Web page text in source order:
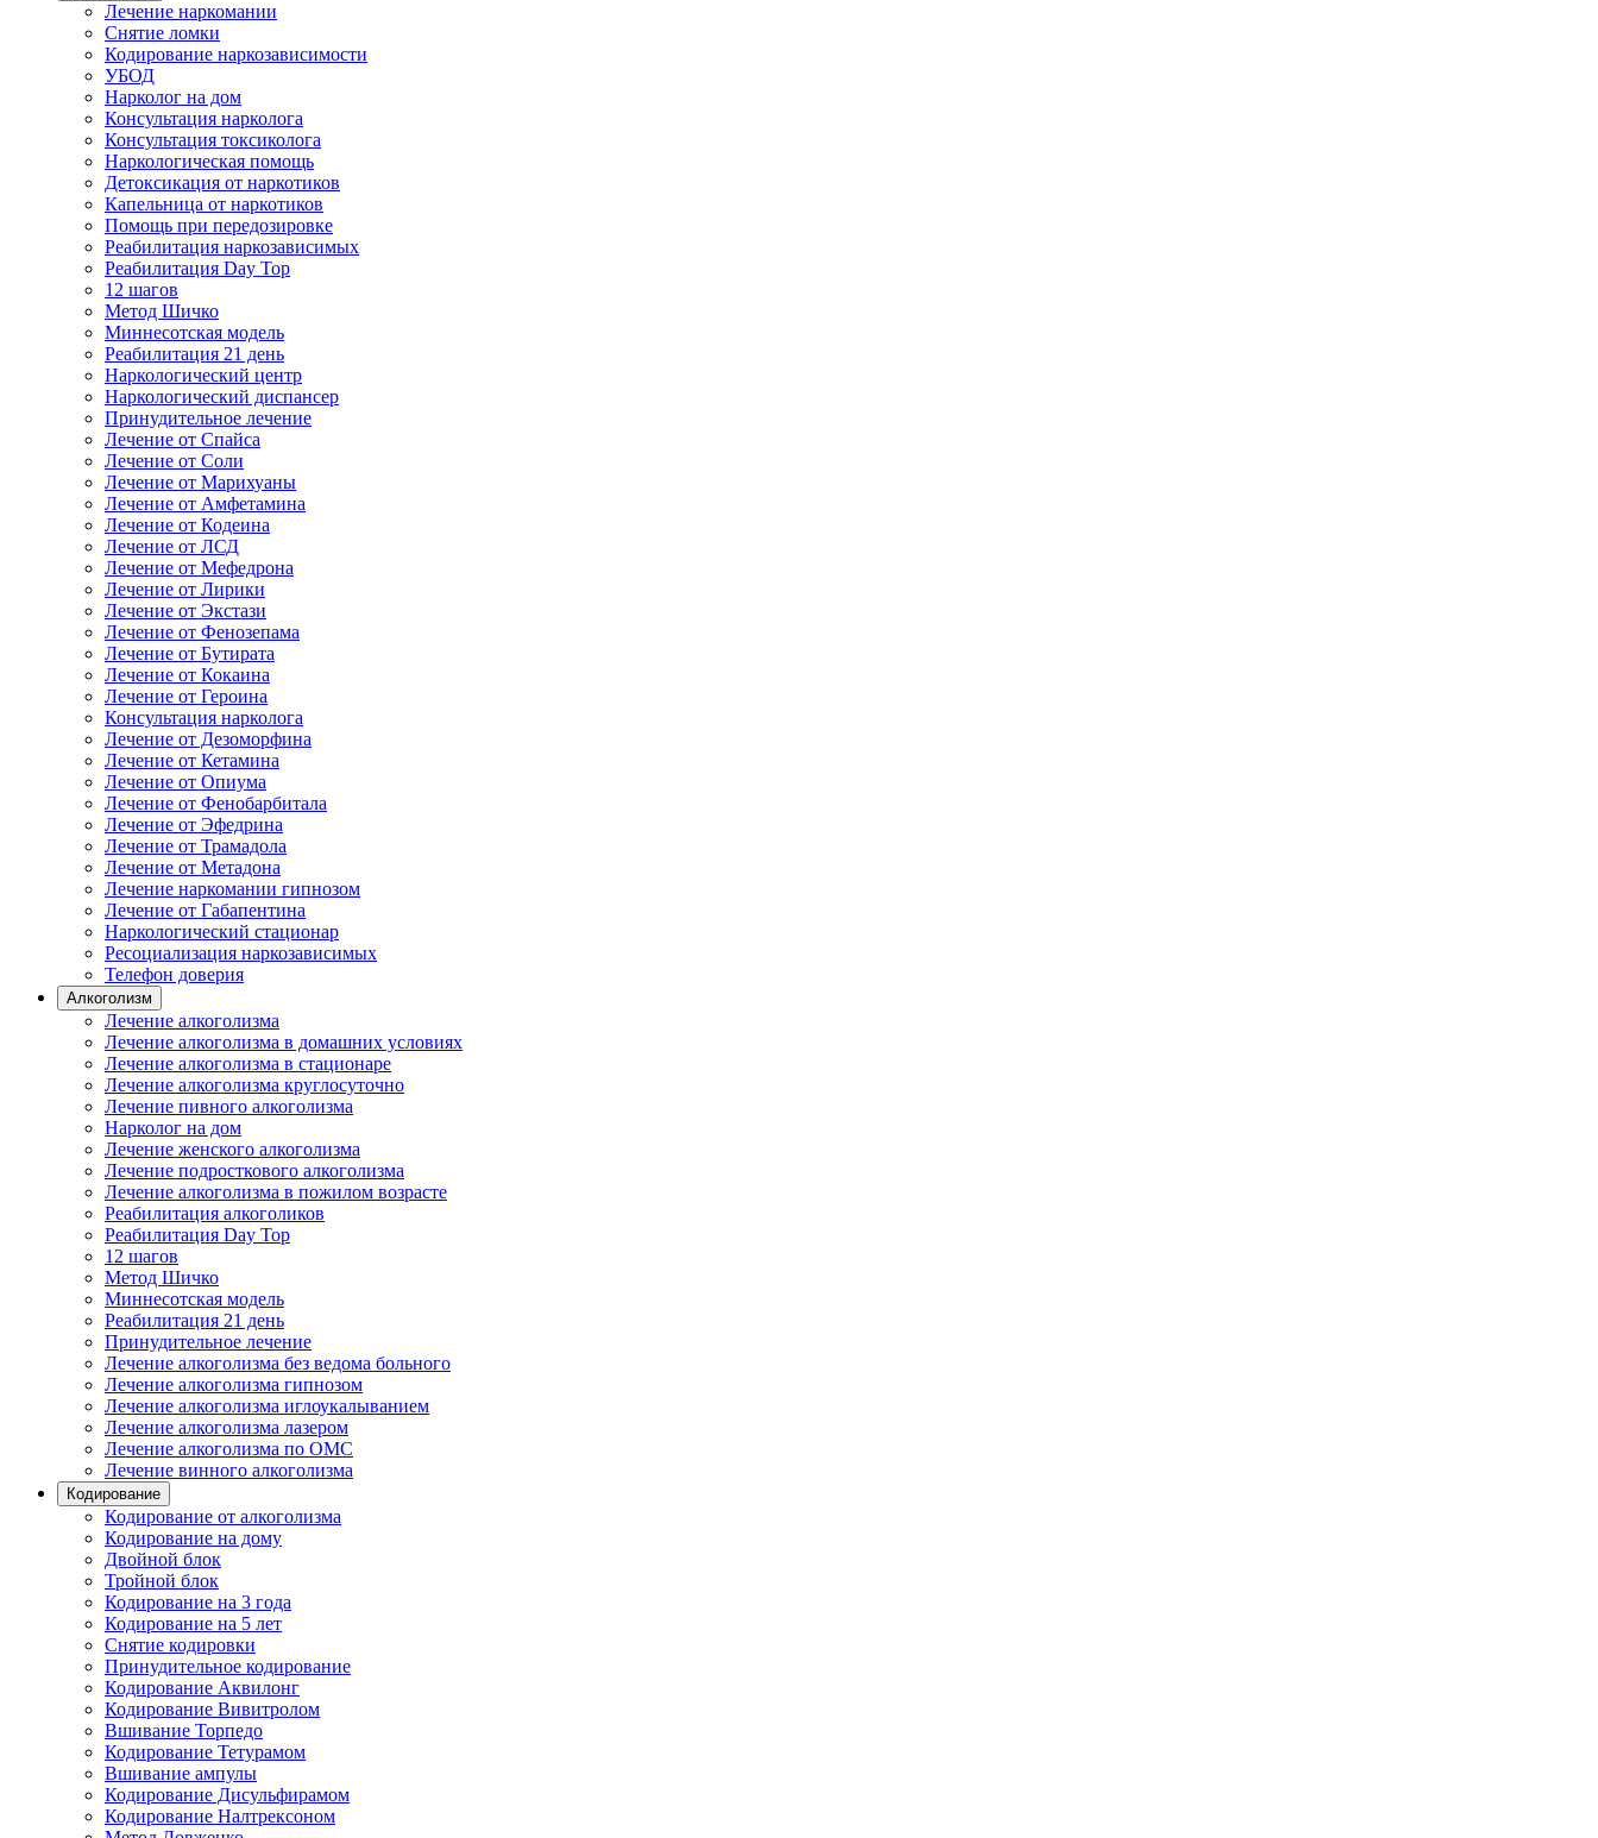
Лечение наркомании
Снятие ломки
Кодирование наркозависимости
УБОД
Нарколог на дом
Консультация нарколога
Консультация токсиколога
Наркологическая помощь
Детоксикация от наркотиков
Капельница от наркотиков
Помощь при передозировке
Реабилитация наркозависимых
Реабилитация Day Top
12 шагов
Метод Шичко
Миннесотская модель
Реабилитация 21 день
Наркологический центр
Наркологический диспансер
Принудительное лечение
Лечение от Спайса
Лечение от Соли
Лечение от Марихуаны
Лечение от Амфетамина
Лечение от Кодеина
Лечение от ЛСД
Лечение от Мефедрона
Лечение от Лирики
Лечение от Экстази
Лечение от Фенозепама
Лечение от Бутирата
Лечение от Кокаина
Лечение от Героина
Консультация нарколога
Лечение от Дезоморфина
Лечение от Кетамина
Лечение от Опиума
Лечение от Фенобарбитала
Лечение от Эфедрина
Лечение от Трамадола
Лечение от Метадона
Лечение наркомании гипнозом
Лечение от Габапентина
Наркологический стационар
Ресоциализация наркозависимых
Телефон доверия
Алкоголизм
Лечение алкоголизма
Лечение алкоголизма в домашних условиях
Лечение алкоголизма в стационаре
Лечение алкоголизма круглосуточно
Лечение пивного алкоголизма
Нарколог на дом
Лечение женского алкоголизма
Лечение подросткового алкоголизма
Лечение алкоголизма в пожилом возрасте
Реабилитация алкоголиков
Реабилитация Day Top
12 шагов
Метод Шичко
Миннесотская модель
Реабилитация 21 день
Принудительное лечение
Лечение алкоголизма без ведома больного
Лечение алкоголизма гипнозом
Лечение алкоголизма иглоукалыванием
Лечение алкоголизма лазером
Лечение алкоголизма по ОМС
Лечение винного алкоголизма
Кодирование
Кодирование от алкоголизма
Кодирование на дому
Двойной блок
Тройной блок
Кодирование на 3 года
Кодирование на 5 лет
Снятие кодировки
Принудительное кодирование
Кодирование Аквилонг
Кодирование Вивитролом
Вшивание Торпедо
Кодирование Тетурамом
Вшивание ампулы
Кодирование Дисульфирамом
Кодирование Налтрексоном